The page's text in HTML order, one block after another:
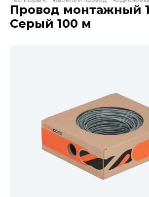
Провод монтажный
Серый 100 м